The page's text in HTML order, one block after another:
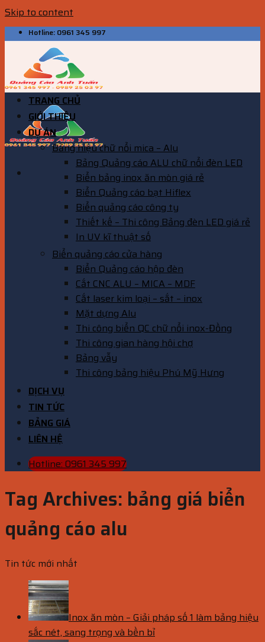
Skip to content
Hotline: 0961 345 997
TRANG CHỦ
GIỚI THIỆU
DỰ ÁN
Bảng hiệu chữ nổi mica – Alu
Bảng Quảng cáo ALU chữ nổi đèn LED
Biển bảng inox ăn mòn giá rẻ
Biển Quảng cáo bạt Hiflex
Biển quảng cáo công ty
Thiết kế – Thi công Bảng đèn LED giá rẻ
In UV kĩ thuật số
Biển quảng cáo cửa hàng
Biển Quảng cáo hộp đèn
Cắt CNC ALU – MICA – MDF
Cắt laser kim loại – sắt – inox
Mặt dựng Alu
Thi công biển QC chữ nổi inox-Đồng
Thi công gian hàng hội chợ
Bảng vẫy
Thi công bảng hiệu Phú Mỹ Hưng
DỊCH VỤ
TIN TỨC
BẢNG GIÁ
LIÊN HỆ
Hotline: 0961 345 997
Tag Archives: bảng giá biển
quảng cáo alu
Tin tức mới nhất
Inox ăn mòn – Giải pháp số 1 làm bảng hiệu
sắc nét, sang trọng và bền bỉ